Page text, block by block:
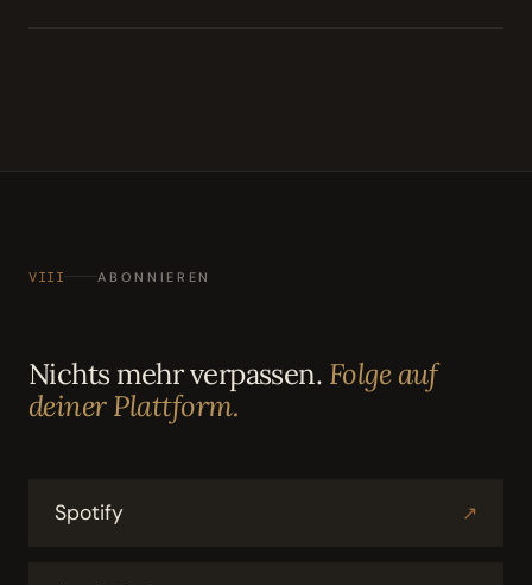
VIII ABONNIEREN
Nichts mehr verpassen. Folge auf
deiner Plattform.
Spotify ↗